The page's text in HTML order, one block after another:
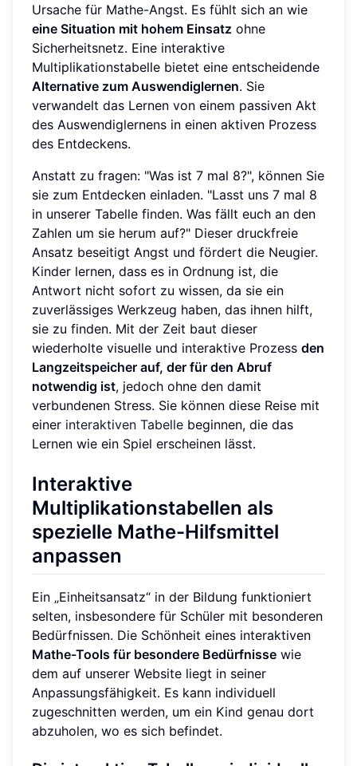
Ursache für Mathe-Angst. Es fühlt sich an wie
eine Situation mit hohem Einsatz ohne
Sicherheitsnetz. Eine interaktive
Multiplikationstabelle bietet eine entscheidende
Alternative zum Auswendiglernen. Sie
verwandelt das Lernen von einem passiven Akt
des Auswendiglernens in einen aktiven Prozess
des Entdeckens.
Anstatt zu fragen: "Was ist 7 mal 8?", können Sie
sie zum Entdecken einladen. "Lasst uns 7 mal 8
in unserer Tabelle finden. Was fällt euch an den
Zahlen um sie herum auf?" Dieser druckfreie
Ansatz beseitigt Angst und fördert die Neugier.
Kinder lernen, dass es in Ordnung ist, die
Antwort nicht sofort zu wissen, da sie ein
zuverlässiges Werkzeug haben, das ihnen hilft,
sie zu finden. Mit der Zeit baut dieser
wiederholte visuelle und interaktive Prozess den
Langzeitspeicher auf, der für den Abruf
notwendig ist, jedoch ohne den damit
verbundenen Stress. Sie können diese Reise mit
einer interaktiven Tabelle beginnen, die das
Lernen wie ein Spiel erscheinen lässt.
Interaktive
Multiplikationstabellen als
spezielle Mathe-Hilfsmittel
anpassen
Ein „Einheitsansatz“ in der Bildung funktioniert
selten, insbesondere für Schüler mit besonderen
Bedürfnissen. Die Schönheit eines interaktiven
Mathe-Tools für besondere Bedürfnisse wie
dem auf unserer Website liegt in seiner
Anpassungsfähigkeit. Es kann individuell
zugeschnitten werden, um ein Kind genau dort
abzuholen, wo es sich befindet.